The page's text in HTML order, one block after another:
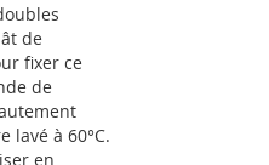
de
fixer ce
de
lavé à 60°C.
en